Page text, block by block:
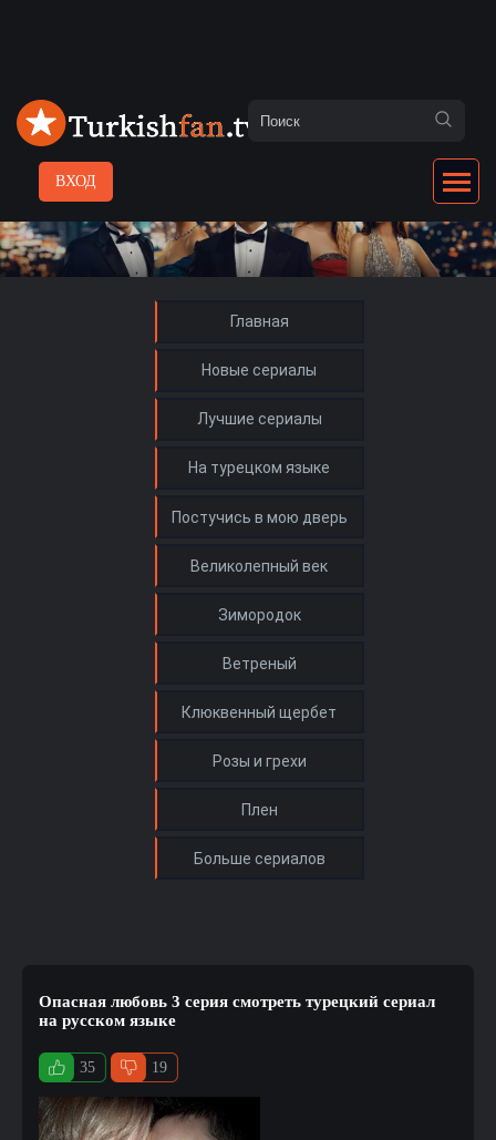
ВХОД
Главная
Новые сериалы
Лучшие сериалы
На турецком языке
Опасная любовь 3 серия смотреть турецкий сериал
на русском языке
35 19